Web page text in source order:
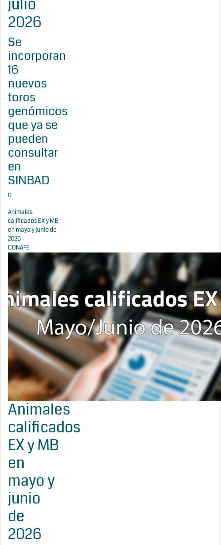
julio
2026
Se
incorporan
16
nuevos
toros
genómicos
que ya se
pueden
consultar
en
SINBAD
0
Animales
calificados EX y MB
en mayo y junio de
2026
CONAFE
Animales
calificados
EX y MB
en
mayo y
junio
de
2026